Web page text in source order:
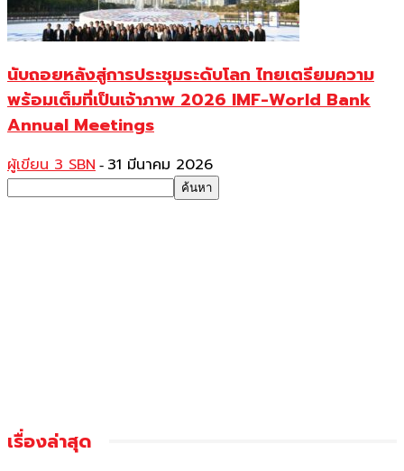
นับถอยหลังสู่การประชุมระดับโลก ไทยเตรียมความ
พร้อมเต็มที่เป็นเจ้าภาพ 2026 IMF-World Bank
Annual Meetings
ผู้เขียน 3 SBN - 31 มีนาคม 2026
เรื่องล่าสุด